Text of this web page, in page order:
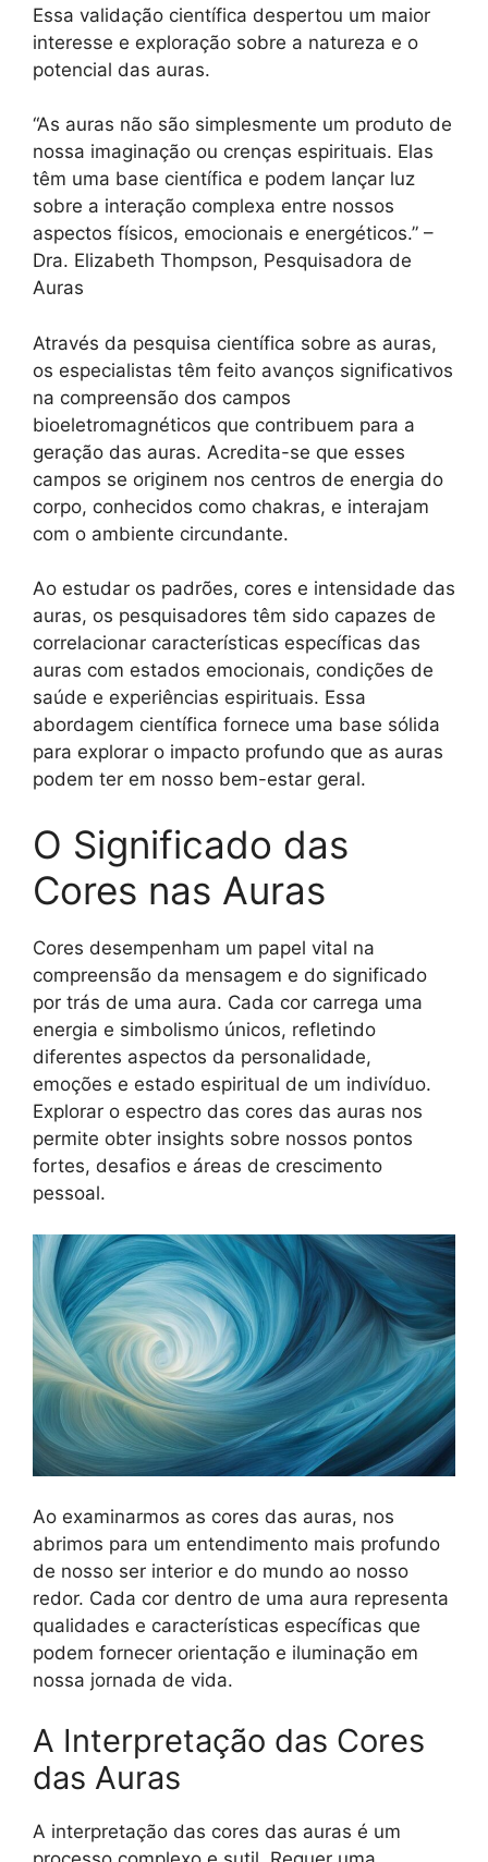
Essa validação científica despertou um maior
interesse e exploração sobre a natureza e o
potencial das auras.
“As auras não são simplesmente um produto de
nossa imaginação ou crenças espirituais. Elas
têm uma base científica e podem lançar luz
sobre a interação complexa entre nossos
aspectos físicos, emocionais e energéticos.” –
Dra. Elizabeth Thompson, Pesquisadora de
Auras
Através da pesquisa científica sobre as auras,
os especialistas têm feito avanços significativos
na compreensão dos campos
bioeletromagnéticos que contribuem para a
geração das auras. Acredita-se que esses
campos se originem nos centros de energia do
corpo, conhecidos como chakras, e interajam
com o ambiente circundante.
Ao estudar os padrões, cores e intensidade das
auras, os pesquisadores têm sido capazes de
correlacionar características específicas das
auras com estados emocionais, condições de
saúde e experiências espirituais. Essa
abordagem científica fornece uma base sólida
para explorar o impacto profundo que as auras
podem ter em nosso bem-estar geral.
O Significado das
Cores nas Auras
Cores desempenham um papel vital na
compreensão da mensagem e do significado
por trás de uma aura. Cada cor carrega uma
energia e simbolismo únicos, refletindo
diferentes aspectos da personalidade,
emoções e estado espiritual de um indivíduo.
Explorar o espectro das cores das auras nos
permite obter insights sobre nossos pontos
fortes, desafios e áreas de crescimento
pessoal.
Ao examinarmos as cores das auras, nos
abrimos para um entendimento mais profundo
de nosso ser interior e do mundo ao nosso
redor. Cada cor dentro de uma aura representa
qualidades e características específicas que
podem fornecer orientação e iluminação em
nossa jornada de vida.
A Interpretação das Cores
das Auras
A interpretação das cores das auras é um